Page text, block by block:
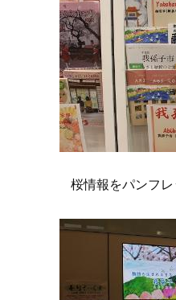
桜情報をパンフ